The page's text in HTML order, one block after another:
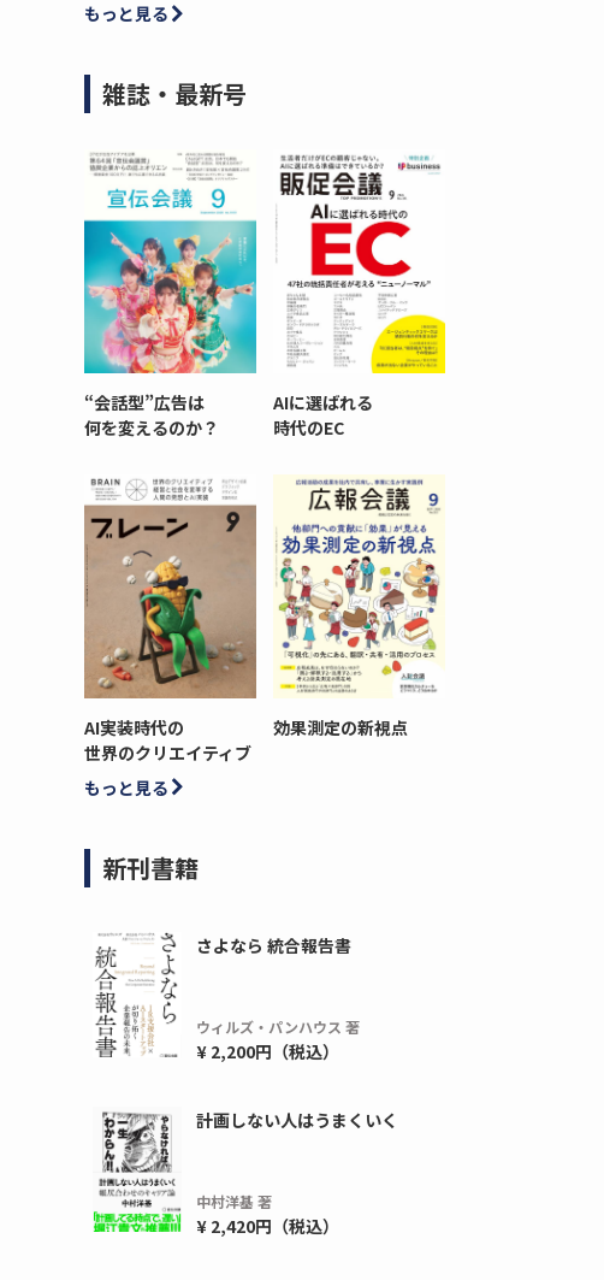
もっと見る
雑誌・最新号
“会話型”広告は
何を変えるのか？
AIに選ばれる
時代のEC
AI実装時代の
世界のクリエイティブ
効果測定の新視点
もっと見る
新刊書籍
さよなら 統合報告書
ウィルズ・パンハウス 著
¥ 2,200円（税込）
計画しない人はうまくいく
中村洋基 著
¥ 2,420円（税込）